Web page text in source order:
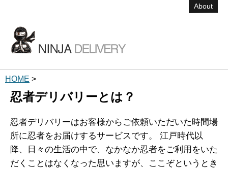
About
HOME >
忍者デリバリーとは？
忍者デリバリーはお客様からご依頼いただいた時間場
所に忍者をお届けするサービスです。 江戸時代以
降、日々の生活の中で、なかなか忍者をご利用をいた
だくことはなくなった思いますが、ここぞというとき